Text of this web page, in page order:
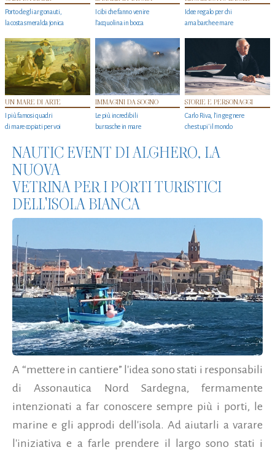
Porto degli argonauti,
la costa smeralda jonica
I cibi che fanno venire
l’acquolina in bocca
Idee regalo per chi
ama barche e mare
UN MARE DI ARTE
I più famosi quadri
di mare copiati per voi
IMMAGINI DA SOGNO
Le più incredibili
burrasche in mare
STORIE E PERSONAGGI
Carlo Riva, l’ingegnere
che stupi' il mondo
NAUTIC EVENT DI ALGHERO, LA
NUOVA
VETRINA PER I PORTI TURISTICI
DELL'ISOLA BIANCA
A “mettere in cantiere” l'idea sono stati i responsabili
di Assonautica Nord Sardegna, fermamente
intenzionati a far conoscere sempre più i porti, le
marine e gli approdi dell'isola. Ad aiutarli a varare
l'iniziativa e a farle prendere il largo sono stati i